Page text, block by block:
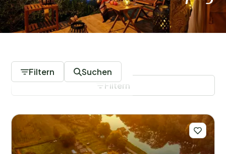
Filtern Suchen
Regionen
Filtern